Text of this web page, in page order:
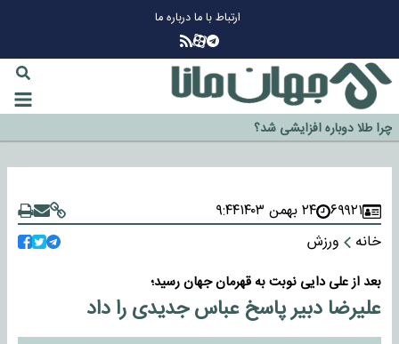
ارتباط با مادرباره ما
چرا طلا دوباره افزایشی شد؟
اخراج رسمی چهره نامدار از پرسپولیس
سازمان اطلاعات سپاه: پروژه دولت ترامپ برای مهار چین، روسیه و اروپا شکست
خورد
۶۹۹۲۱ ۲۴ بهمن ۱۴۰۳
۹:۴۴
خانه
ورزش
بعد از علی دایی نوبت به قهرمان جهان رسید؛
علیرضا دبیر پاسخ عباس جدیدی را داد